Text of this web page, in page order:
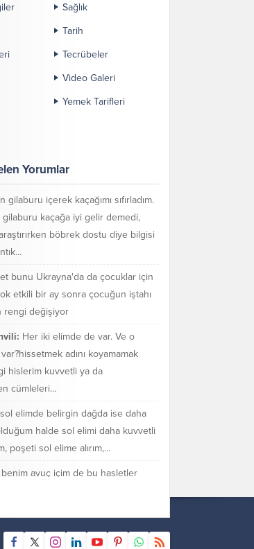
Sağlık
Tarih
Tecrübeler
Video Galeri
Yemek Tarifleri
Yorumlar
gilaburu içerek kaçağımı sıfırladım.
gilaburu kaçağa iyi gelir demedi,
böbrek dostu diye bilgisi
bunu Ukrayna'da da çocuklar için
etkili bir ay sonra çocuğun iştahı
rengi değişiyor
Her iki elimde de var. Ve o
adını koyamamak
hislerim kuvvetli ya da
cümleleri...
elimde belirgin dağda ise daha
halde sol elimi daha kuvvetli
poşeti sol elime alırım,...
benim avuç içim de bu hasletler